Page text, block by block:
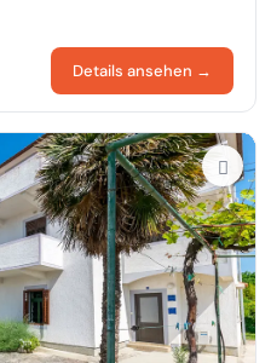
Details ansehen →